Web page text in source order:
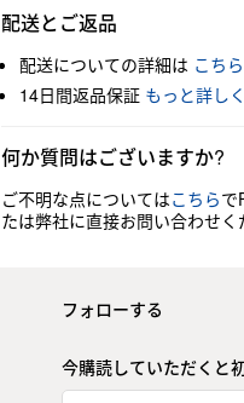
配送とご返品
配送についての詳細は こち
14日間返品保証 もっと詳しく
何か質問はございますか?
ご不明な点についてはこちらで
たは弊社に直接お問い合わせく
フォローする
今購読していただくと